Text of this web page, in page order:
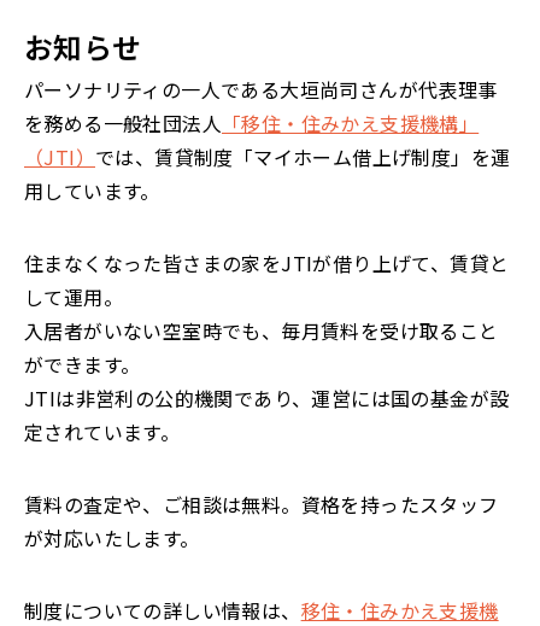
お知らせ
パーソナリティの一人である大垣尚司さんが代表理事
を務める一般社団法人 「移住・住みかえ支援機構」
（JTI） では、賃貸制度「マイホーム借上げ制度」を運
用しています。
住まなくなった皆さまの家をJTIが借り上げて、賃貸と
して運用。
入居者がいない空室時でも、毎月賃料を受け取ること
ができます。
JTIは非営利の公的機関であり、運営には国の基金が設
定されています。
賃料の査定や、ご相談は無料。資格を持ったスタッフ
が対応いたします。
制度についての詳しい情報は、 移住・住みかえ支援機